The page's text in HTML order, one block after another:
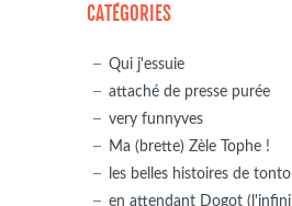
CATÉGORIES
Qui j'essuie
attaché de presse purée
very funnyves
Ma (brette) Zèle Tophe !
les belles histoires de
en attendant Dogot